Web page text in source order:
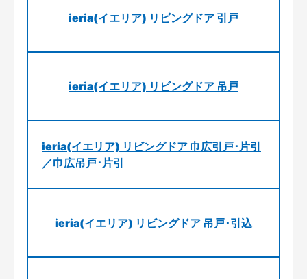
ieria(イエリア) リビングドア 引戸
ieria(イエリア) リビングドア 吊戸
ieria(イエリア) リビングドア 巾広引戸･片引
／巾広吊戸･片引
ieria(イエリア) リビングドア 吊戸･引込